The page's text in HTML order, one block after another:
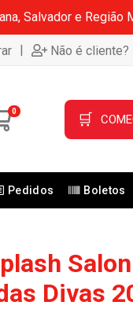
Salvador e Região
| Não é cliente?
0 🛒
Pedidos Boletos
Divas